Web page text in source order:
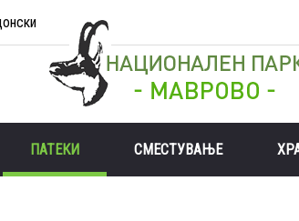
ПАТЕКИ СМЕСТУВАЊЕ